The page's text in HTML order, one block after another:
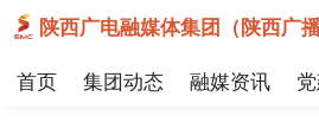
陕西广电融媒体集团（陕西广播
首页 集团动态 融媒资讯